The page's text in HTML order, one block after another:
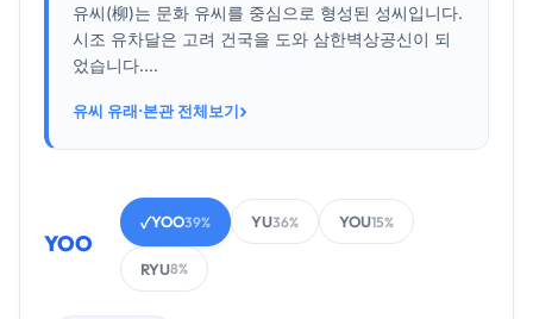
유씨(柳)는 문화 유씨를 중심으로 형성된 성씨입니다.
시조 유차달은 고려 건국을 도와 삼한벽상공신이 되
었습니다....
유씨 유래·본관 전체보기›
YOO
✓YOO39% YU36% YOU15%
RYU8%